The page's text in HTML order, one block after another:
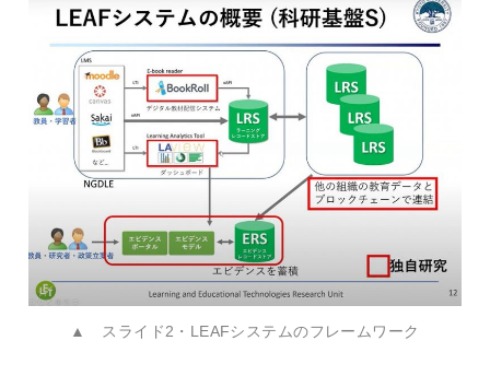
▲ スライド2・LEAFシステムのフレームワーク